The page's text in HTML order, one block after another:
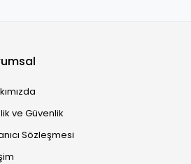
ve Güvenlik
Sözleşmesi